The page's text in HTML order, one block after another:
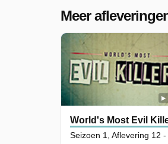
Meer
World's Most Evil